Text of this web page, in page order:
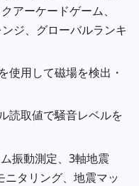
アーケードゲーム、
ジ、グローバルランキ
使用して磁場を検出・
読取値で騒音レベルを
振動測定、3軸地震
ニタリング、地震マッ